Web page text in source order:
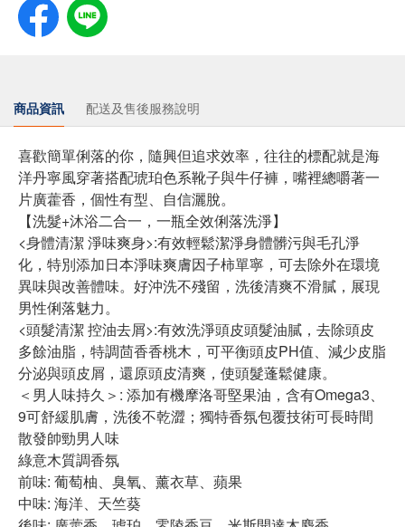
商品資訊 配送及售後服務說明
喜歡簡單俐落的你，隨興但追求效率，往往的標配就是海
洋丹寧風穿著搭配琥珀色系靴子與牛仔褲，嘴裡總嚼著一
片廣藿香，個性有型、自信灑脫。
【洗髮+沐浴二合一，一瓶全效俐落洗淨】
<身體清潔 淨味爽身>:有效輕鬆潔淨身體髒污與毛孔淨
化，特別添加日本淨味爽膚因子柿單寧，可去除外在環境
異味與改善體味。好沖洗不殘留，洗後清爽不滑膩，展現
男性俐落魅力。
<頭髮清潔 控油去屑>:有效洗淨頭皮頭髮油膩，去除頭皮
多餘油脂，特調茴香香桃木，可平衡頭皮PH值、減少皮脂
分泌與頭皮屑，還原頭皮清爽，使頭髮蓬鬆健康。
＜男人味持久＞: 添加有機摩洛哥堅果油，含有Omega3、
9可舒緩肌膚，洗後不乾澀；獨特香氛包覆技術可長時間
散發帥勁男人味
綠意木質調香氛
前味: 葡萄柚、臭氧、薰衣草、蘋果
中味: 海洋、天竺葵